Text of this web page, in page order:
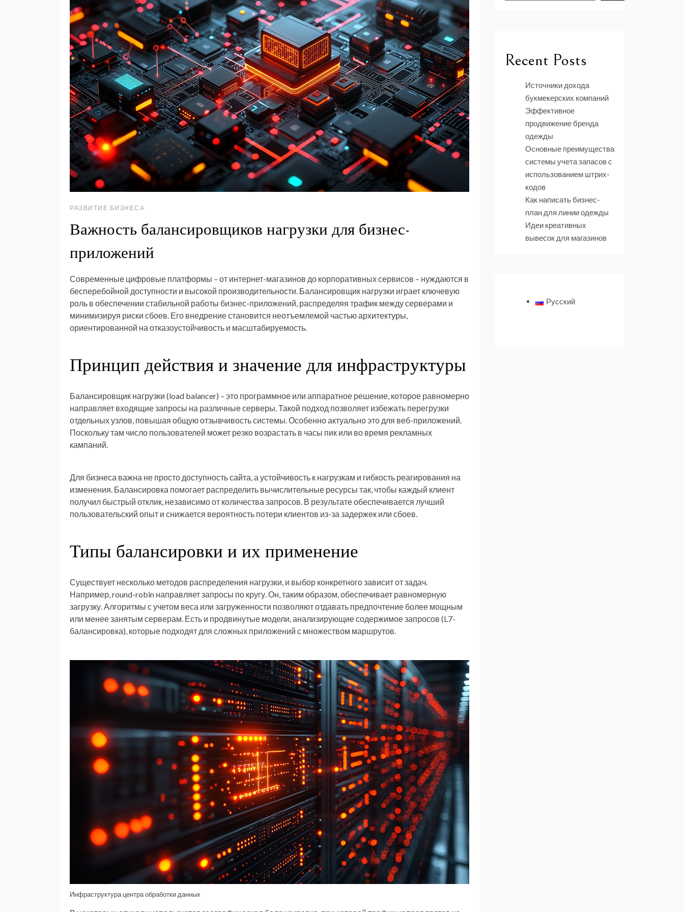
РАЗВИТИЕ БИЗНЕСА
Важность балансировщиков нагрузки для бизнес-
приложений
Современные цифровые платформы – от интернет-магазинов до корпоративных сервисов – нуждаются в
бесперебойной доступности и высокой производительности. Балансировщик нагрузки играет ключевую
роль в обеспечении стабильной работы бизнес-приложений, распределяя трафик между серверами и
минимизируя риски сбоев. Его внедрение становится неотъемлемой частью архитектуры,
ориентированной на отказоустойчивость и масштабируемость.
Принцип действия и значение для инфраструктуры
Балансировщик нагрузки (load balancer) – это программное или аппаратное решение, которое равномерно
направляет входящие запросы на различные серверы. Такой подход позволяет избежать перегрузки
отдельных узлов, повышая общую отзывчивость системы. Особенно актуально это для веб-приложений.
Поскольку там число пользователей может резко возрастать в часы пик или во время рекламных
кампаний.
Для бизнеса важна не просто доступность сайта, а устойчивость к нагрузкам и гибкость реагирования на
изменения. Балансировка помогает распределить вычислительные ресурсы так, чтобы каждый клиент
получил быстрый отклик, независимо от количества запросов. В результате обеспечивается лучший
пользовательский опыт и снижается вероятность потери клиентов из-за задержек или сбоев.
Типы балансировки и их применение
Существует несколько методов распределения нагрузки, и выбор конкретного зависит от задач.
Например, round-robin направляет запросы по кругу. Он, таким образом, обеспечивает равномерную
загрузку. Алгоритмы с учетом веса или загруженности позволяют отдавать предпочтение более мощным
или менее занятым серверам. Есть и продвинутые модели, анализирующие содержимое запросов (L7-
балансировка), которые подходят для сложных приложений с множеством маршрутов.
Инфраструктура центра обработки данных
Recent Posts
Источники дохода
букмекерских компаний
Эффективное
продвижение бренда
одежды
Основные преимущества
системы учета запасов с
использованием штрих-
кодов
Как написать бизнес-
план для линии одежды
Идеи креативных
вывесок для магазинов
Русский